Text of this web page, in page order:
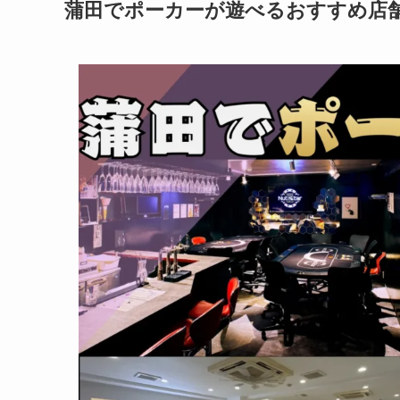
蒲田でポーカーが遊べるおすすめ店